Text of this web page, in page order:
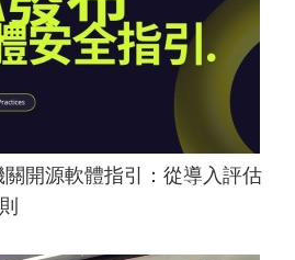
開源軟體指引：從導入評估